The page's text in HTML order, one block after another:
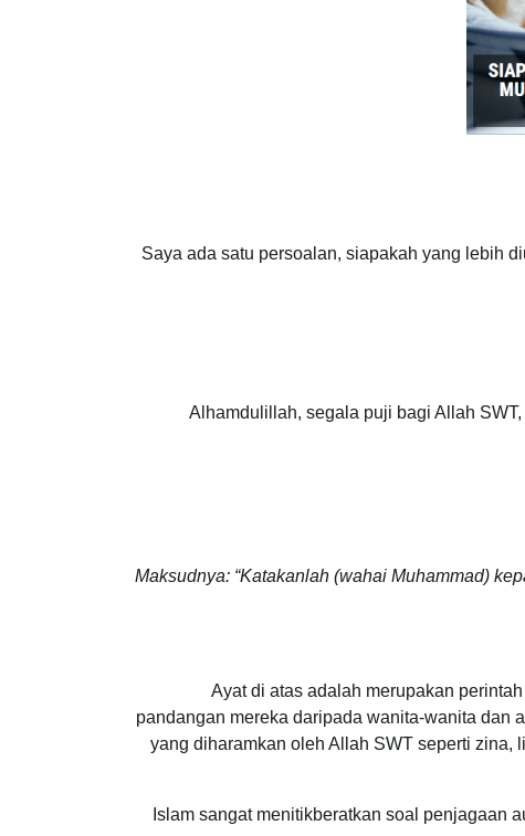
Saya ada satu persoalan, siapakah yang lebih
Alhamdulillah, segala puji bagi Allah
Maksudnya: “Katakanlah (wahai Muhammad)
Ayat di atas adalah merupakan
pandangan mereka daripada wanita-wanita dan
yang diharamkan oleh Allah SWT seperti zina,
Islam sangat menitikberatkan soal penjagaan